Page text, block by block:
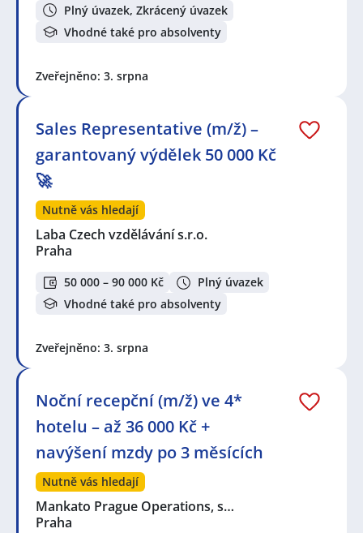
Plný úvazek, Zkrácený úvazek
Vhodné také pro absolventy
Zveřejněno: 3. srpna
Sales Representative (m/ž) –
garantovaný výdělek 50 000 Kč
🚀
Nutně vás hledají
Laba Czech vzdělávání s.r.o.
Praha
50 000 – 90 000 Kč
Plný úvazek
Vhodné také pro absolventy
Zveřejněno: 3. srpna
Noční recepční (m/ž) ve 4*
hotelu – až 36 000 Kč +
navýšení mzdy po 3 měsících
Nutně vás hledají
Mankato Prague Operations, s…
Praha